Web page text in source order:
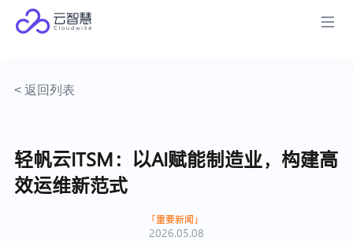
< 返回列表
轻帆云ITSM：以AI赋能制造业，构建高
效运维新范式
重要新闻
2026.05.08